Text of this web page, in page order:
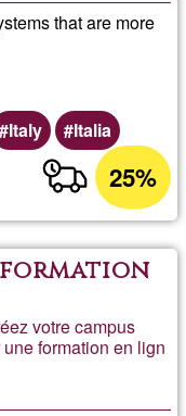
that are more
Italy Italia
25%
votre campus
formation en lign